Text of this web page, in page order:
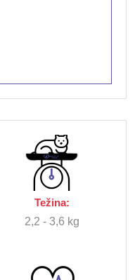
Težina:
2,2 - 3,6 kg